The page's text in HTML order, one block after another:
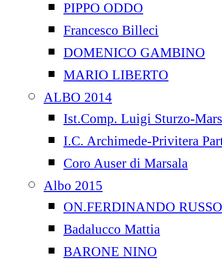
PIPPO ODDO
Francesco Billeci
DOMENICO GAMBINO
MARIO LIBERTO
ALBO 2014
Ist.Comp. Luigi Sturzo-
I.C. Archimede-Privitera
Coro Auser di Marsala
Albo 2015
ON.FERDINANDO RUSSO
Badalucco Mattia
BARONE NINO